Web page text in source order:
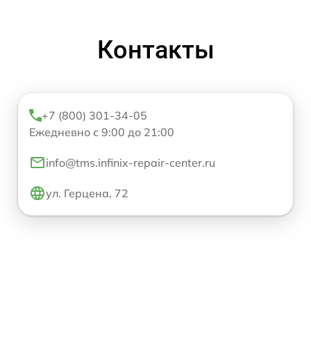
Контакты
+7 (800) 301-34-05
Ежедневно с 9:00 до 21:00
info@tms.infinix-repair-center.ru
ул. Герцена, 72